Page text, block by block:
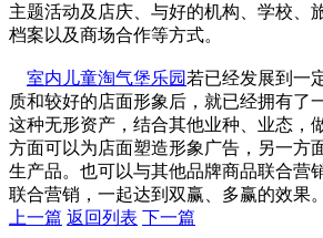
主题活动及店庆、与好的机构、学校、
档案以及商场合作等方式。
室内儿童淘气堡乐园 若已经发展到一
质和较好的店面形象后，就已经拥有了
这种无形资产，结合其他业种、业态，
方面可以为店面塑造形象广告，另一方
生产品。也可以与其他品牌商品联合营
联合营销，一起达到双赢、多赢的效果。
上一篇 返回列表 下一篇